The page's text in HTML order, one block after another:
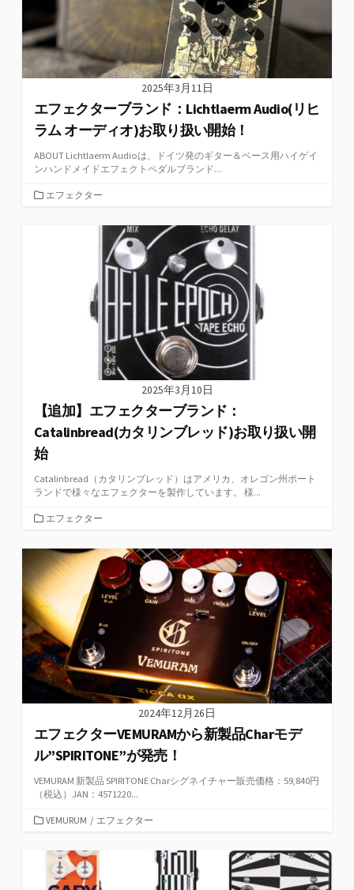
2025年3月11日
エフェクターブランド：Lichtlaerm Audio(リヒ
ラム オーディオ)お取り扱い開始！
ABOUT Lichtlaerm Audioは、ドイツ発のギター＆ベース用ハイゲイ
ンハンドメイドエフェクトペダルブランド...
カエフェクター
2025年3月10日
【追加】エフェクターブランド：
Catalinbread(カタリンブレッド)お取り扱い開
始
Catalinbread（カタリンブレッド）はアメリカ、オレゴン州ポート
ランドで様々なエフェクターを製作しています。 様...
カ
ゴ
リ
ー
エフェクター
2024年12月26日
エフェクターVEMURAMから新製品Charモデ
ル”SPIRITONE”が発売！
VEMURAM 新製品 SPIRITONE Charシグネイチャー販売価格：59,840円
（税込）JAN：4571220...
カ
ゴ
VEMURUM / エフェクター